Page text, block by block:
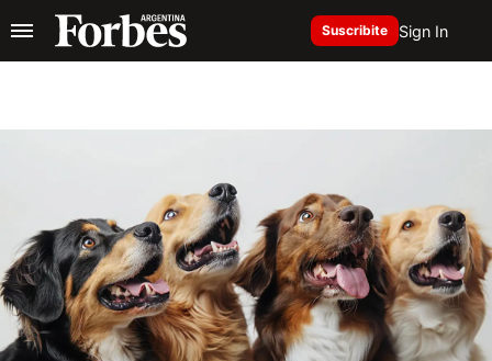
Suscribite Sign In